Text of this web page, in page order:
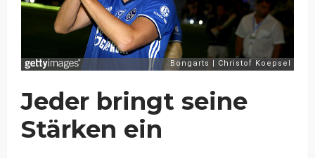
Jeder bringt seine
Stärken ein